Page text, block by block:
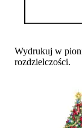
Wydrukuj w
rozdzielczości.